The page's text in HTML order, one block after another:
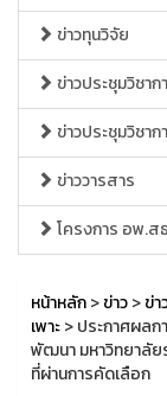
ข่าวทุนวิจัย
ข่าวประชุมวิชา
ข่าวประชุมวิชา
ข่าววารสาร
โครงการ อพ.ส
หน้าหลัก>ข่าว>ข่
เพาะ> ประกาศผล
พัฒนา มหาวิทยาลัย
ที่ผ่านการคัดเลือก